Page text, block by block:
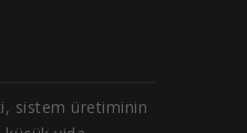
sistem üretiminin